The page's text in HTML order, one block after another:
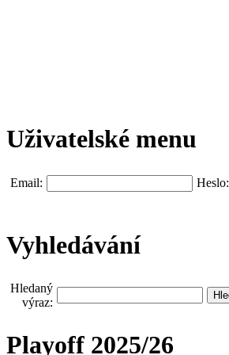
Uživatelské menu
Email:
Heslo:
Vyhledávání
Hledaný
výraz:
Playoff 2025/26